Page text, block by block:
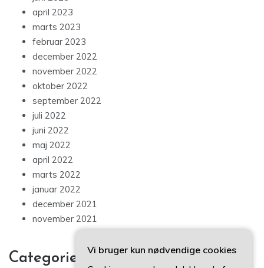
april 2023
marts 2023
februar 2023
december 2022
november 2022
oktober 2022
september 2022
juli 2022
juni 2022
maj 2022
april 2022
marts 2022
januar 2022
december 2021
november 2021
Categories
Vi bruger kun nødvendige cookies